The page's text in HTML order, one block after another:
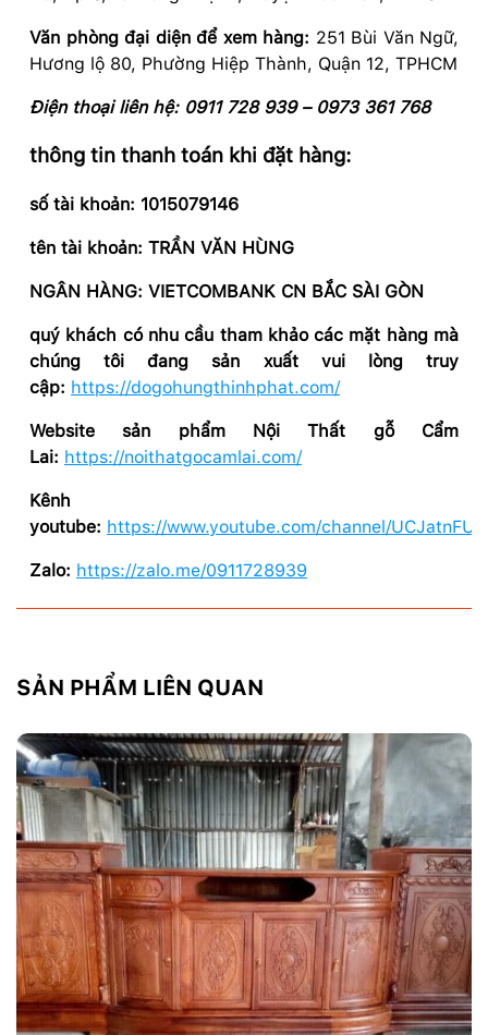
Văn phòng đại diện để xem hàng: 251 Bùi Văn Ngữ,
Hương lộ 80, Phường Hiệp Thành, Quận 12, TPHCM
Điện thoại liên hệ: 0911 728 939 – 0973 361 768
thông tin thanh toán khi đặt hàng:
số tài khoản: 1015079146
tên tài khoản: TRẦN VĂN HÙNG
NGÂN HÀNG: VIETCOMBANK CN BẮC SÀI GÒN
quý khách có nhu cầu tham khảo các mặt hàng mà
chúng tôi đang sản xuất vui lòng truy
cập: https://dogohungthinhphat.com/
Website sản phẩm Nội Thất gỗ Cẩm
Lai: https://noithatgocamlai.com/
Kênh
youtube: https://www.youtube.com/channel/
Zalo: https://zalo.me/0911728939
SẢN PHẨM LIÊN QUAN